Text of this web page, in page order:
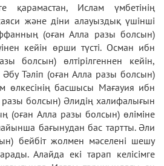
қарамастан, Ислам үмбетінің
және діни алауыздық үшінші
(оған Алла разы болсын)
кейін өрши түсті. Осман ибн
болсын) өлтірілгеннен кейін,
Тәліп (оған Алла разы болсын)
өлкесінің басшысы Мағауия ибн
болсын) Әлидің халифалығын
(оған Алла разы болсын) өліміне
бағынудан бас тартты. Әли
бейбіт жолмен мәселені шешу
Алайда екі тарап келісімге